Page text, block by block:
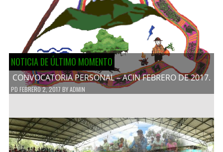
NOTICIA DE ÚLTIMO MOMENTO
CONVOCATORIA PERSONAL – ACIN FEBRERO DE 2017.
PD FEBRERO 2, 2017 BYADMIN